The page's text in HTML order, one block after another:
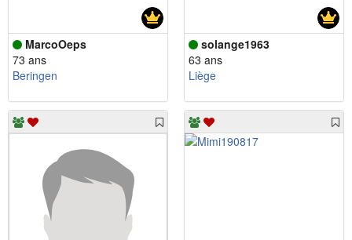
MarcoOeps
73 ans
Beringen
solange1963
63 ans
Liège